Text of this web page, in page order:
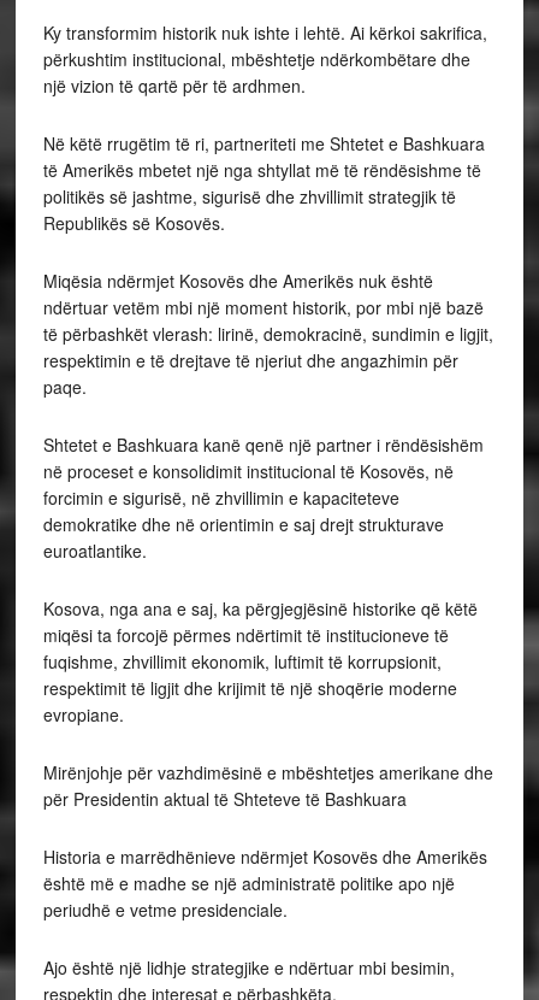
Ky transformim historik nuk ishte i lehtë. Ai kërkoi sakrifica,
përkushtim institucional, mbështetje ndërkombëtare dhe
një vizion të qartë për të ardhmen.
Në këtë rrugëtim të ri, partneriteti me Shtetet e Bashkuara
të Amerikës mbetet një nga shtyllat më të rëndësishme të
politikës së jashtme, sigurisë dhe zhvillimit strategjik të
Republikës së Kosovës.
Miqësia ndërmjet Kosovës dhe Amerikës nuk është
ndërtuar vetëm mbi një moment historik, por mbi një bazë
të përbashkët vlerash: lirinë, demokracinë, sundimin e ligjit,
respektimin e të drejtave të njeriut dhe angazhimin për
paqe.
Shtetet e Bashkuara kanë qenë një partner i rëndësishëm
në proceset e konsolidimit institucional të Kosovës, në
forcimin e sigurisë, në zhvillimin e kapaciteteve
demokratike dhe në orientimin e saj drejt strukturave
euroatlantike.
Kosova, nga ana e saj, ka përgjegjësinë historike që këtë
miqësi ta forcojë përmes ndërtimit të institucioneve të
fuqishme, zhvillimit ekonomik, luftimit të korrupsionit,
respektimit të ligjit dhe krijimit të një shoqërie moderne
evropiane.
Mirënjohje për vazhdimësinë e mbështetjes amerikane dhe
për Presidentin aktual të Shteteve të Bashkuara
Historia e marrëdhënieve ndërmjet Kosovës dhe Amerikës
është më e madhe se një administratë politike apo një
periudhë e vetme presidenciale.
Ajo është një lidhje strategjike e ndërtuar mbi besimin,
respektin dhe interesat e përbashkëta.